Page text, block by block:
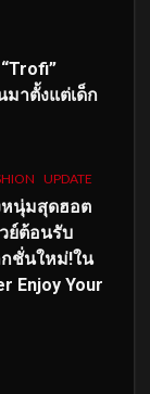
มาตั้งแต่เด็ก
UPDATE
หนุ่มสุดฮอต
ย์ต้อนรับ
ชั่นใหม่!ใน
Enjoy Your